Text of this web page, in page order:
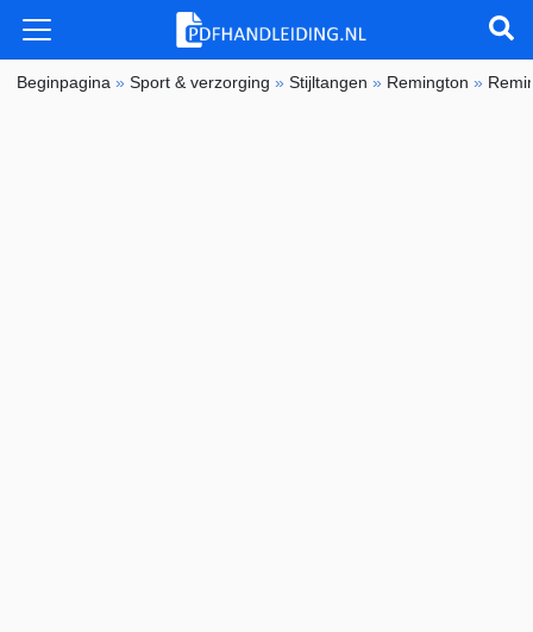
Beginpagina »Sport & verzorging »Stijltangen » Remington »